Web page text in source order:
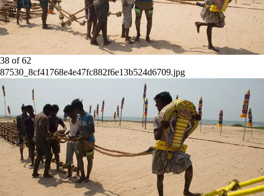
38 of62
87530_8cf41768e4e47fc882f6e13b524d6709.jpg